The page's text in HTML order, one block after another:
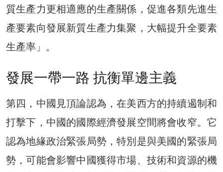
質生產力更相適應的生產關係，促進各類先進生
產要素向發展新質生產力集聚，大幅提升全要素
生產率」。
發展一帶一路 抗衡單邊主義
第四，中國見頂論認為，在美西方的持續遏制和
打擊下，中國的國際經濟發展空間將會收窄。它
認為地緣政治緊張局勢，特別是與美國的緊張局
勢，可能會影響中國獲得市場、技術和資源的機